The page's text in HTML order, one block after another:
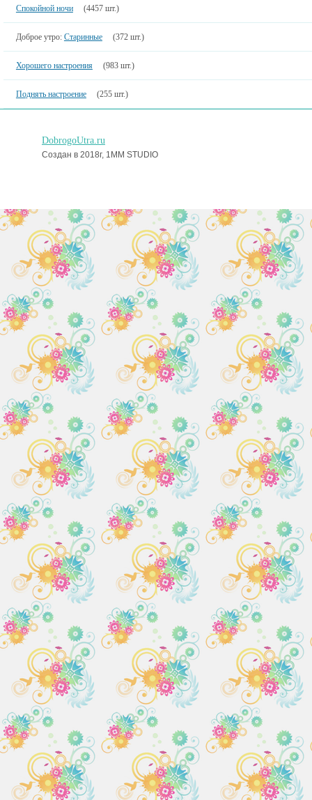
Спокойной ночи (4457 шт.)
Доброе утро: Старинные (372 шт.)
Хорошего настроения (983 шт.)
Поднять настроение (255 шт.)
DobrogoUtra.ru
Создан в 2018г, 1MM STUDIO